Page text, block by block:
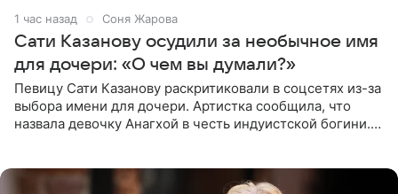
1 час назад Соня Жарова
Сати Казанову осудили за необычное имя
для дочери: «О чем вы думали?»
Певицу Сати Казанову раскритиковали в соцсетях из-за
выбора имени для дочери. Артистка сообщила, что
назвала девочку Анагхой в честь индуистской богини.